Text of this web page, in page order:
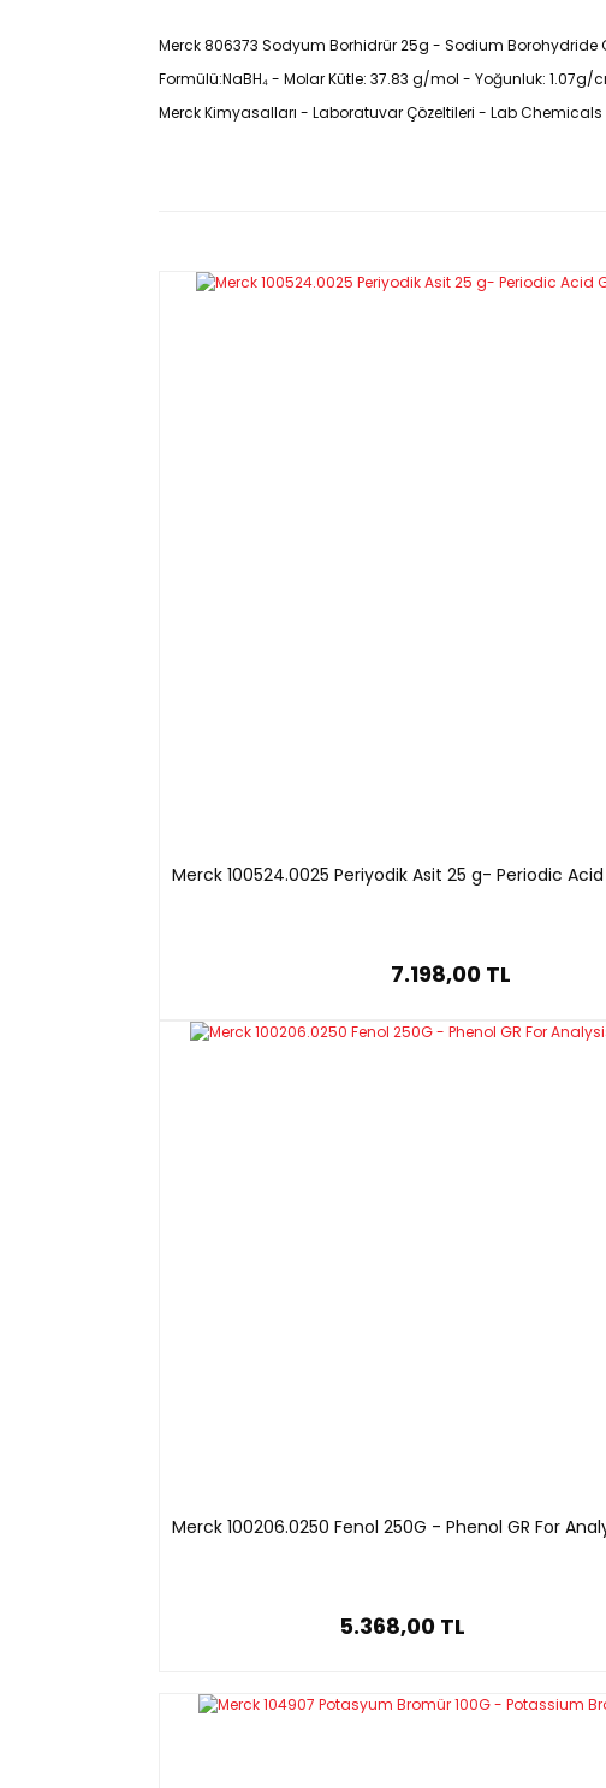
Merck 806373 Sodyum Borhidrür 25g - Sodium
Formülü:NaBH₄ - Molar Kütle: 37.83 g/mol - Yoğunluk: 1.07g/
Merck Kimyasalları - Laboratuvar Çözeltileri - Lab Chemicals
Merck 100524.0025 Periyodik Asit 25 g- Periodic Acid
7.198,00 TL
Merck 100206.0250 Fenol 250G - Phenol GR For
5.368,00 TL